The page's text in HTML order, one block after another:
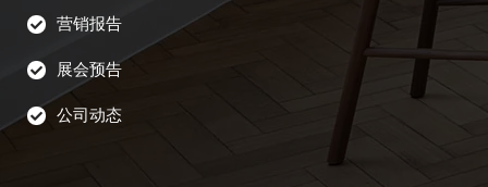
营销报告
展会预告
公司动态